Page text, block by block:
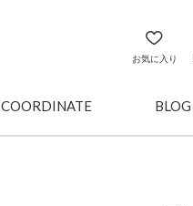
お気に入り
COORDINATE BLOG